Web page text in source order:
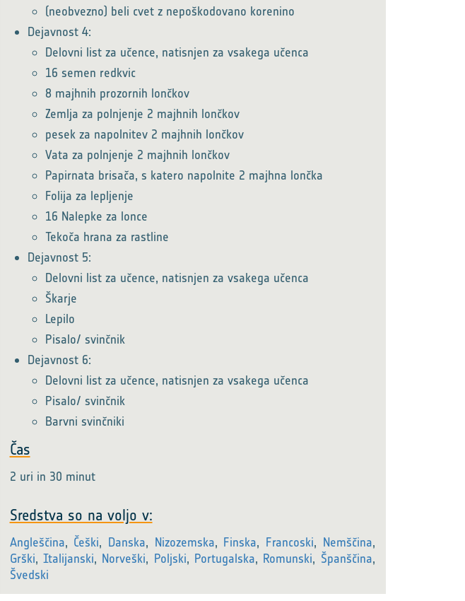
(neobvezno) beli cvet z nepoškodovano korenino
Dejavnost 4:
Delovni list za učence, natisnjen za vsakega učenca
16 semen redkvic
8 majhnih prozornih lončkov
Zemlja za polnjenje 2 majhnih lončkov
pesek za napolnitev 2 majhnih lončkov
Vata za polnjenje 2 majhnih lončkov
Papirnata brisača, s katero napolnite 2 majhna lončka
Folija za lepljenje
16 Nalepke za lonce
Tekoča hrana za rastline
Dejavnost 5:
Delovni list za učence, natisnjen za vsakega učenca
Škarje
Lepilo
Pisalo/ svinčnik
Dejavnost 6:
Delovni list za učence, natisnjen za vsakega učenca
Pisalo/ svinčnik
Barvni svinčniki
Čas
2 uri in 30 minut
Sredstva so na voljo v:
Angleščina, Češki, Danska, Nizozemska, Finska, Francoski, Nemščina,
Grški, Italijanski, Norveški, Poljski, Portugalska, Romunski, Španščina,
Švedski